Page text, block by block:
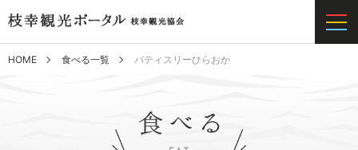
HOME 食べる一覧 パティスリーひらおか